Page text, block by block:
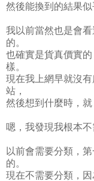
然後能換到的結果似
我以前當然也是會
的。
也確實是貨真價實
樣。
現在我上網早就沒
站，
然後想到什麼時，就
嗯，我發現我根本不
以前會需要分類，
的。
現在不需要分類，